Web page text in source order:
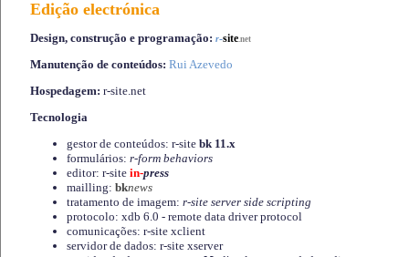
Edição electrónica
Design, construção e programação: r-site.net
Manutenção de conteúdos: Rui Azevedo
Hospedagem: r-site.net
Tecnologia
gestor de conteúdos: r-site bk 11.x
formulários: r-form behaviors
editor: r-site in-press
mailling: bknews
tratamento de imagem: r-site server side scripting
protocolo: xdb 6.0 - remote data driver protocol
comunicações: r-site xclient
servidor de dados: r-site xserver